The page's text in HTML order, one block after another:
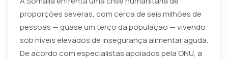
proporções severas, com cerca de seis milhões de
pessoas — quase um terço da população — vivendo
sob níveis elevados de insegurança alimentar aguda.
De acordo com especialistas apoiados pela ONU, a